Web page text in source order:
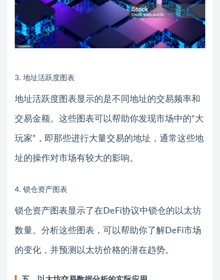
3. 地址活跃度图表
地址活跃度图表显示的是不同地址的交易频率和
交易金额。这些图表可以帮助你发现市场中的“大
玩家”，即那些进行大量交易的地址，通常这些地
址的操作对市场有较大的影响。
4. 锁仓资产图表
锁仓资产图表显示了在DeFi协议中锁仓的以太坊
数量。分析这些图表，可以帮助你了解DeFi市场
的变化，并预测以太坊价格的潜在趋势。